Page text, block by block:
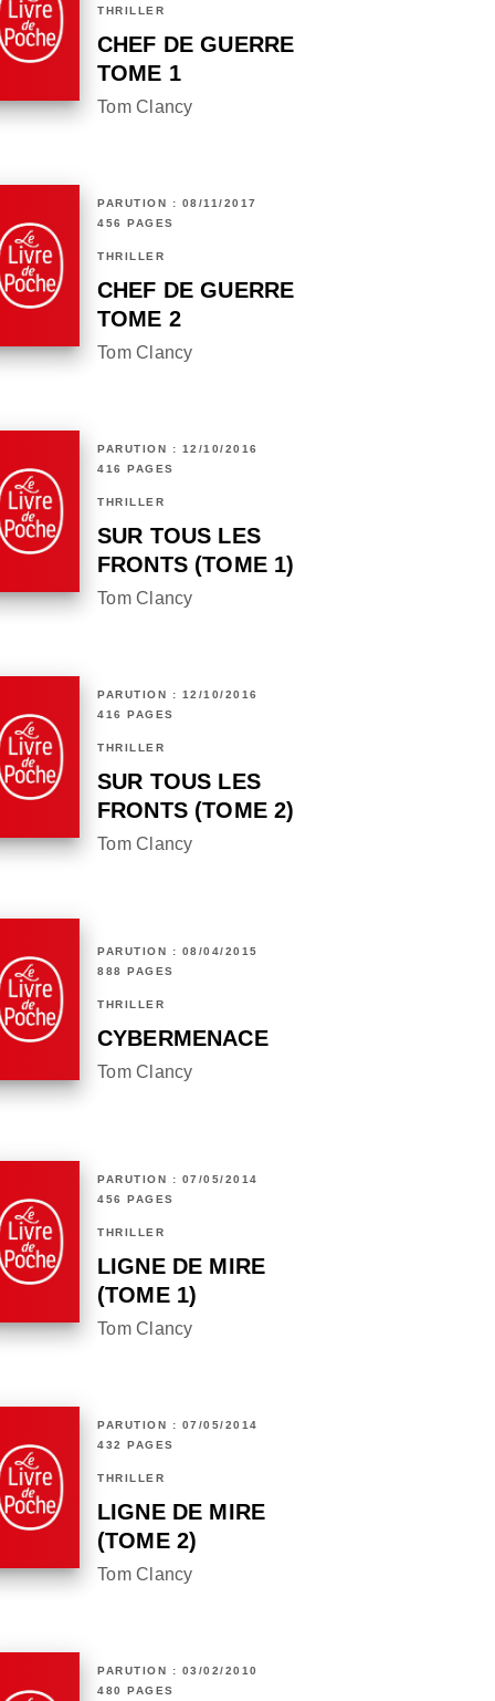
THRILLER
CHEF DE GUERRE
TOME 1
Tom Clancy
PARUTION : 08/11/2017
456 PAGES
THRILLER
CHEF DE GUERRE
TOME 2
Tom Clancy
PARUTION : 12/10/2016
416 PAGES
THRILLER
SUR TOUS LES
FRONTS (TOME 1)
Tom Clancy
PARUTION : 12/10/2016
416 PAGES
THRILLER
SUR TOUS LES
FRONTS (TOME 2)
Tom Clancy
PARUTION : 08/04/2015
888 PAGES
THRILLER
CYBERMENACE
Tom Clancy
PARUTION : 07/05/2014
456 PAGES
THRILLER
LIGNE DE MIRE
(TOME 1)
Tom Clancy
PARUTION : 07/05/2014
432 PAGES
THRILLER
LIGNE DE MIRE
(TOME 2)
Tom Clancy
PARUTION : 03/02/2010
480 PAGES